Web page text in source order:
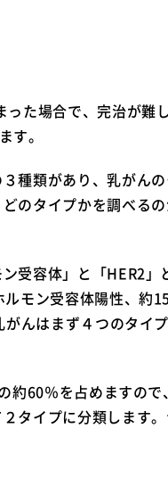
た場合で、完治が難
す。
種類があり、乳がん
のタイプかを調べる
受容体」と「HER2」
モン受容体陽性、約
んはまず４つのタイ
約60％を占めますので
タイプに分類します。